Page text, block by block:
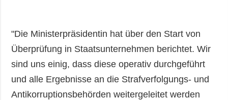
"Die Ministerpräsidentin hat über den Start von
Überprüfung in Staatsunternehmen berichtet. Wir
sind uns einig, dass diese operativ durchgeführt
und alle Ergebnisse an die Strafverfolgungs- und
Antikorruptionsbehörden weitergeleitet werden